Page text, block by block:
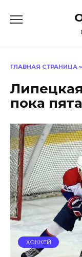
ГЛАВНАЯ СТРАНИЦА »
пока
ХОККЕЙ